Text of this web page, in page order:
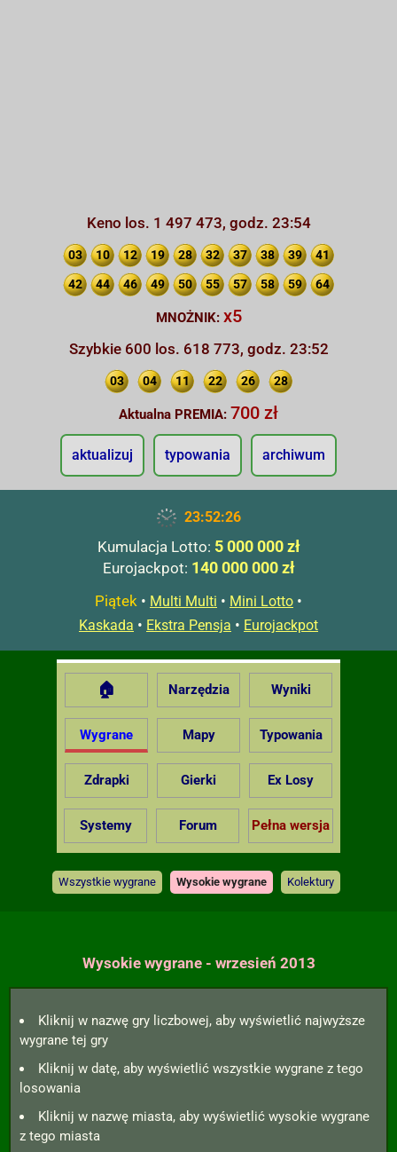
Keno los. 1 497 473, godz. 23:54
03 10 12 19 28 32 37 38 39 41
42 44 46 49 50 55 57 58 59 64
MNOŻNIK: x5
Szybkie 600 los. 618 773, godz. 23:52
03 04 11 22 26 28
Aktualna PREMIA: 700 zł
aktualizuj typowania archiwum
23:52:27
Kumulacja Lotto: 5 000 000 zł
Eurojackpot: 140 000 000 zł
Piątek • Multi Multi • Mini Lotto •
Kaskada • Ekstra Pensja • Eurojackpot
🏠 Narzędzia Wyniki
Wygrane Mapy Typowania
Zdrapki Gierki Ex Losy
Systemy Forum Pełna wersja
Wszystkie wygrane Wysokie wygrane Kolektury
Wysokie wygrane - wrzesień 2013
Kliknij w nazwę gry liczbowej, aby wyświetlić najwyższe
wygrane tej gry
Kliknij w datę, aby wyświetlić wszystkie wygrane z tego
losowania
Kliknij w nazwę miasta, aby wyświetlić wysokie wygrane
z tego miasta